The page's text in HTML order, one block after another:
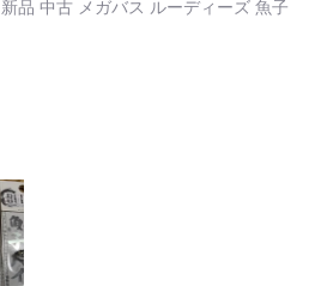
品 中古 メガバス ルーディーズ 魚子